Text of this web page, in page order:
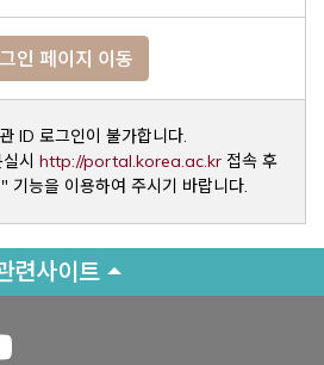
인 페이지 이동
ID 로그인이 불가합니다.
시 http://portal.korea.ac.krOpens a
접속 후
기능을 이용하여 주시기 바랍니다.
련사이트
window
a new window